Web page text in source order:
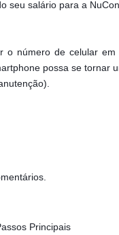
seu salário para a
número de celular em
possa se tornar
Principais